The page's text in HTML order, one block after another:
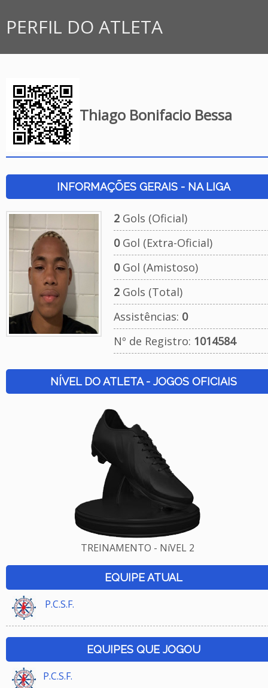
PERFIL DO ATLETA
Thiago Bonifacio Bessa
INFORMAÇÕES GERAIS - NA LIGA
2Gols (Oficial)
0Gol (Extra-Oficial)
0Gol (Amistoso)
2Gols (Total)
Assistências: 0
Nº de Registro: 1014584
NÍVEL DO ATLETA - JOGOS OFICIAIS
TREINAMENTO - NíVEL 2
EQUIPE ATUAL
P.C.S.F.
EQUIPES QUE JOGOU
P.C.S.F.